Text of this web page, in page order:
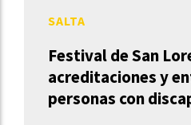
Festival de San
acreditaciones y
personas con
SALTA